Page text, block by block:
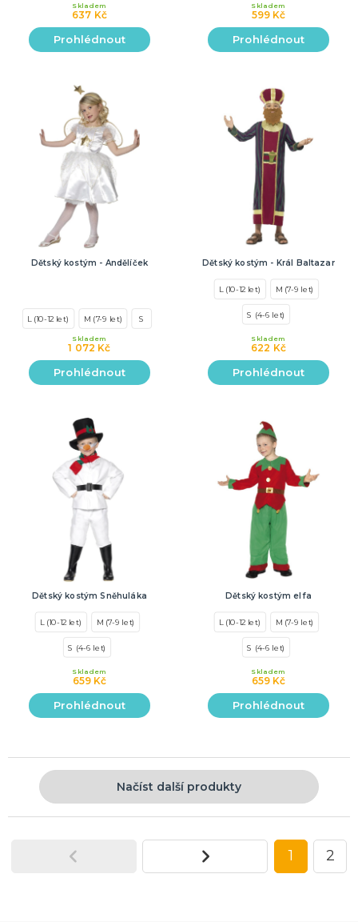
637 Kč
Skladem
Prohlédnout
599 Kč
Skladem
Prohlédnout
Dětský kostým - Andělíček
L (10-12 let) M (7-9 let) S
1 072 Kč
Skladem
Prohlédnout
Dětský kostým - Král Baltazar
L (10-12 let) M (7-9 let)
S (4-6 let)
622 Kč
Skladem
Prohlédnout
Dětský kostým Sněhuláka
L (10-12 let) M (7-9 let)
S (4-6 let)
659 Kč
Skladem
Prohlédnout
Dětský kostým elfa
L (10-12 let) M (7-9 let)
S (4-6 let)
659 Kč
Skladem
Prohlédnout
Načíst další produkty
1 2